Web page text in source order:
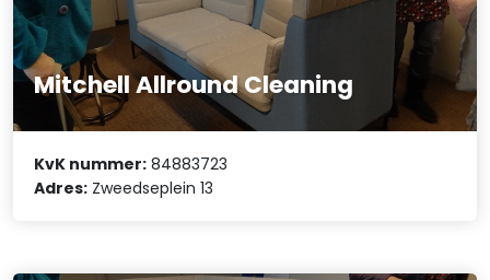
Mitchell Allround Cleaning
KvK nummer: 84883723
Adres: Zweedseplein 13